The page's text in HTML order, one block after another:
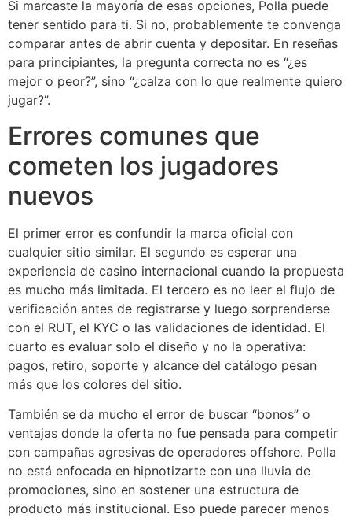
Si marcaste la mayoría de esas opciones, Polla puede
tener sentido para ti. Si no, probablemente te convenga
comparar antes de abrir cuenta y depositar. En reseñas
para principiantes, la pregunta correcta no es “¿es
mejor o peor?”, sino “¿calza con lo que realmente quiero
jugar?”.
Errores comunes que
cometen los jugadores
nuevos
El primer error es confundir la marca oficial con
cualquier sitio similar. El segundo es esperar una
experiencia de casino internacional cuando la propuesta
es mucho más limitada. El tercero es no leer el flujo de
verificación antes de registrarse y luego sorprenderse
con el RUT, el KYC o las validaciones de identidad. El
cuarto es evaluar solo el diseño y no la operativa:
pagos, retiro, soporte y alcance del catálogo pesan
más que los colores del sitio.
También se da mucho el error de buscar “bonos” o
ventajas donde la oferta no fue pensada para competir
con campañas agresivas de operadores offshore. Polla
no está enfocada en hipnotizarte con una lluvia de
promociones, sino en sostener una estructura de
producto más institucional. Eso puede parecer menos